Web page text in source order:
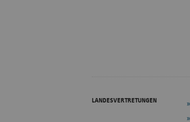
LANDESVERTRETUNGEN